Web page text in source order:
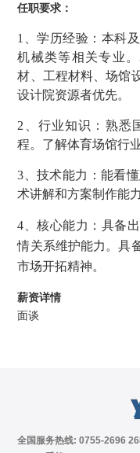
任职要求：
1、学历经验： 本科
机械类等相关专业
材、工程材料、场馆
设计院资源者优先。
2、行业知识：熟悉
程。了解体育场馆行
3、技术能力：能看
术讲解和方案制作能力
4、核心能力：具备
情关系维护能力。具
市场开拓精神。
薪资详情
面谈
全国服务热线: 0755-2696